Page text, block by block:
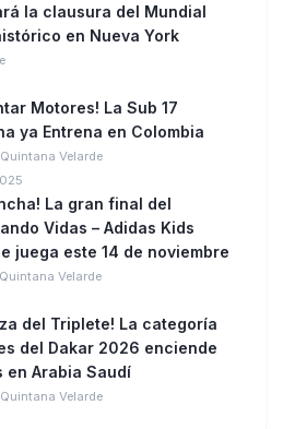
la clausura del Mundial
en Nueva York
Motores! La Sub 17
ya Entrena en Colombia
Velarde
La gran final del
Vidas – Adidas Kids
juega este 14 de noviembre
Velarde
del Triplete! La categoría
del Dakar 2026 enciende
en Arabia Saudí
Velarde